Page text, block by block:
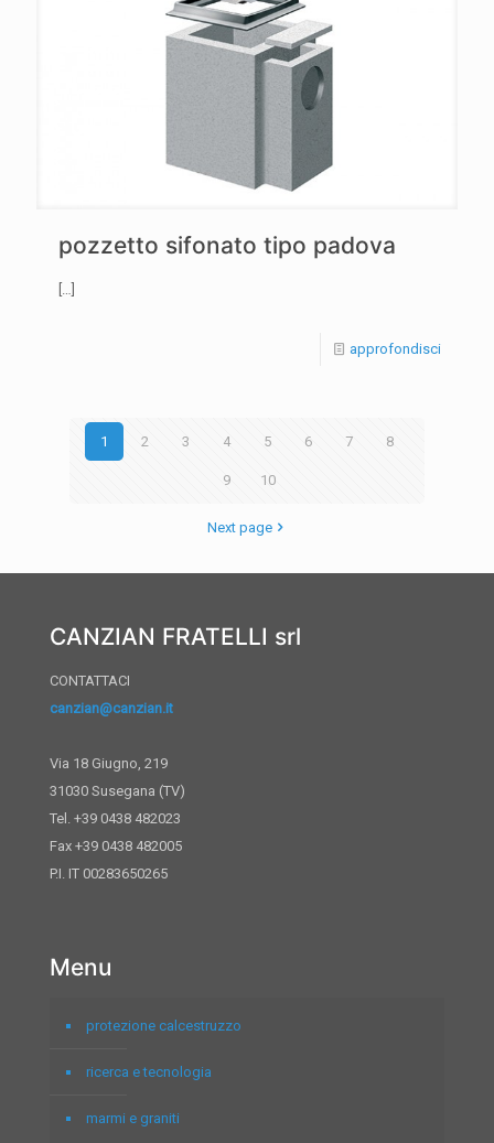
pozzetto sifonato tipo padova
approfondisci
1 2 3 4 5 6 7 8
9 10
Next page
CANZIAN FRATELLI srl
CONTATTACI
canzian@canzian.it
Via 18 Giugno, 219
31030 Susegana (TV)
Tel. +39 0438 482023
Fax +39 0438 482005
P.I. IT 00283650265
Menu
protezione calcestruzzo
ricerca e tecnologia
marmi e graniti